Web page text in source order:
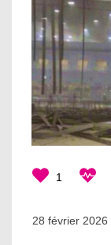
1
28 février 2026